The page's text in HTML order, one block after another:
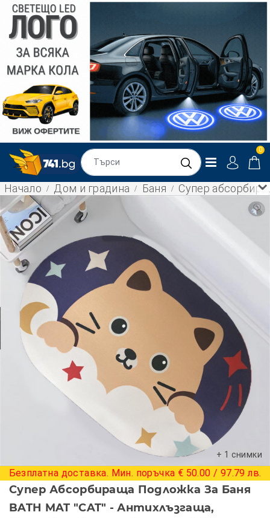
0
Начало Дом и градина Баня Супер
+ 1 снимки
Безплатна доставка. Мин. поръчка € 50.00 / 97.79 лв.
Супер Абсорбираща Подложка За Баня
BATH MAT "CAT" - Антихлъзгаща,